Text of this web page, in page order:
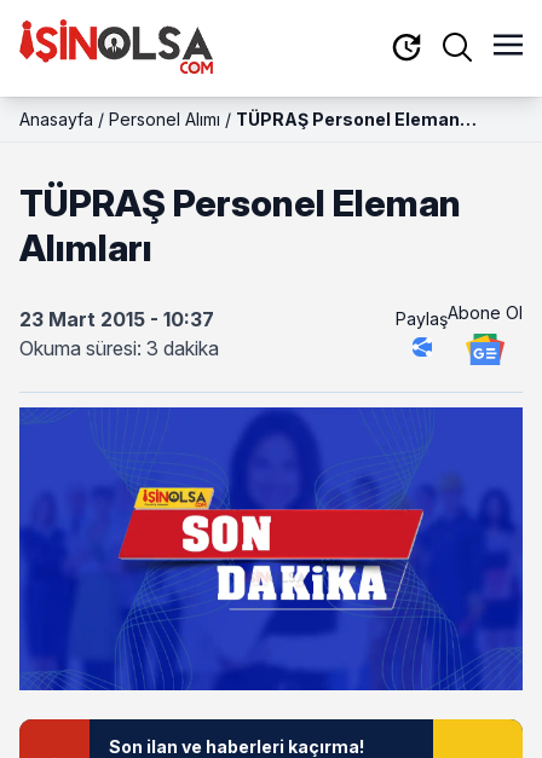
Anasayfa / Personel Alımı / TÜPRAŞ Personel Eleman
TÜPRAŞ Personel Eleman
Alımları
23 Mart 2015 - 10:37
Okuma süresi: 3 dakika
PaylaşAbone Ol
Son ilan ve haberleri kaçırma!